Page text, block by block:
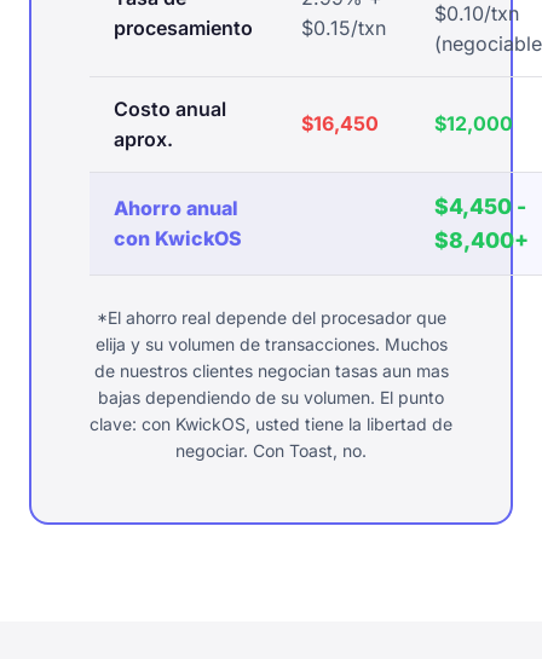
procesamiento
$0.15/txn
$0.10/txn
Costo anual
aprox.
$16,450 $12,000
Ahorro anual
con KwickOS
$4,450 -
$8,400+
*El ahorro real depende del procesador que
elija y su volumen de transacciones. Muchos
de nuestros clientes negocian tasas aun mas
bajas dependiendo de su volumen. El punto
clave: con KwickOS, usted tiene la libertad de
negociar. Con Toast, no.